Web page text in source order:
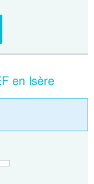
en Isère